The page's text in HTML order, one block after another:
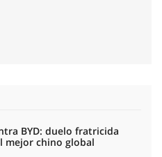
BYD: duelo fratricida
mejor chino global